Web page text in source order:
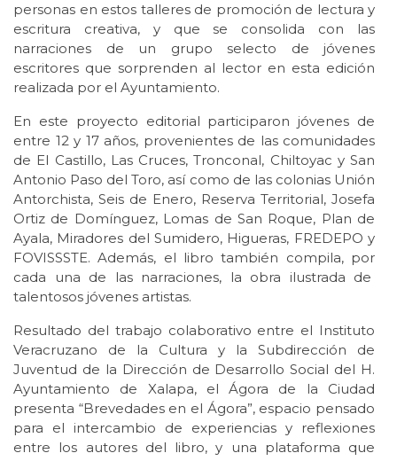
personas en estos talleres de promoción de lectura y
escritura creativa, y que se consolida con las
narraciones de un grupo selecto de jóvenes
escritores que sorprenden al lector en esta edición
realizada por el Ayuntamiento.
En este proyecto editorial participaron jóvenes de
entre 12 y 17 años, provenientes de las comunidades
de El Castillo, Las Cruces, Tronconal, Chiltoyac y San
Antonio Paso del Toro, así como de las colonias Unión
Antorchista, Seis de Enero, Reserva Territorial, Josefa
Ortiz de Domínguez, Lomas de San Roque, Plan de
Ayala, Miradores del Sumidero, Higueras, FREDEPO y
FOVISSSTE. Además, el libro también compila, por
cada una de las narraciones, la obra ilustrada de
talentosos jóvenes artistas.
Resultado del trabajo colaborativo entre el Instituto
Veracruzano de la Cultura y la Subdirección de
Juventud de la Dirección de Desarrollo Social del H.
Ayuntamiento de Xalapa, el Ágora de la Ciudad
presenta “Brevedades en el Ágora”, espacio pensado
para el intercambio de experiencias y reflexiones
entre los autores del libro, y una plataforma que